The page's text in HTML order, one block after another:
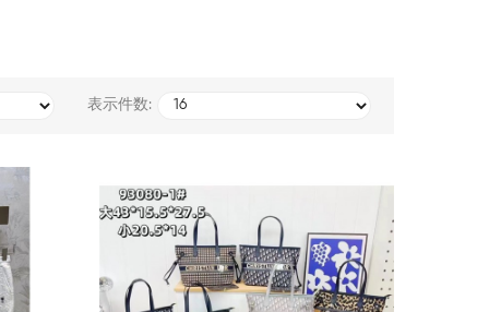
表示件数: